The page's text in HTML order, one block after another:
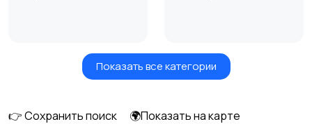
Красота и здоровье
Транспорт,
Показать все категории
👉 Сохранить поиск
🌍Показать на карте